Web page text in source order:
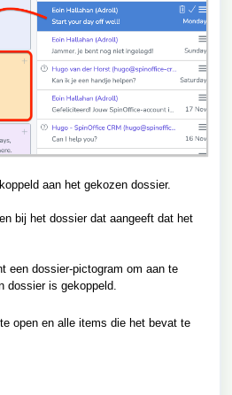
aan het gekozen dossier.
bij het dossier dat aangeeft dat het
een dossier-pictogram om aan te
dossier is gekoppeld.
open en alle items die het bevat te